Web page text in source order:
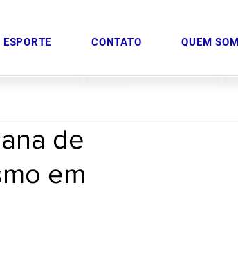
ESPORTE CONTATO QUEM
de
em